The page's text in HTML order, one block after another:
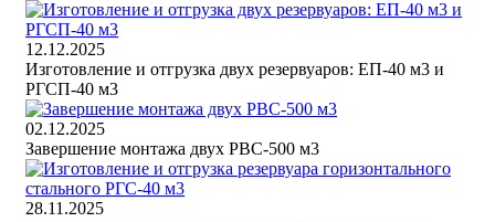
12.12.2025
Изготовление и отгрузка двух резервуаров: ЕП-40 м3 и
РГСП-40 м3
02.12.2025
Завершение монтажа двух РВС-500 м3
28.11.2025